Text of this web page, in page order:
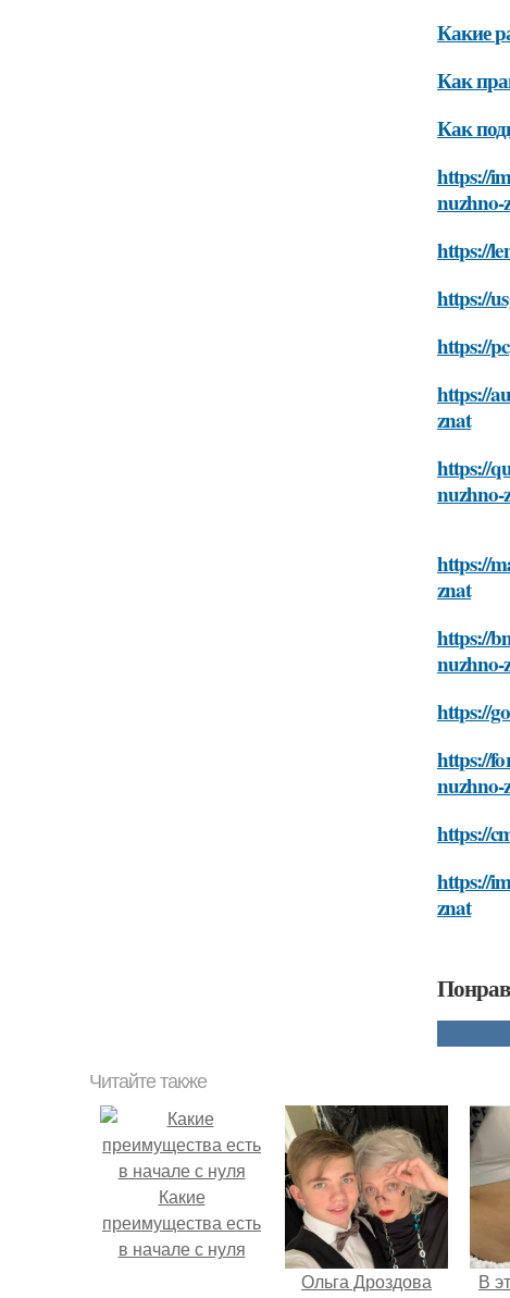
Какие
Как
Как
https://
nuzhno-
https://
https://
https://
https://
znat
https://
nuzhno-
https://
znat
https://
nuzhno-
https://
https://
nuzhno-
https://
https://
znat
Читайте также
Какие
преимущества есть
в начале с нуля
Ольга Дроздова
В